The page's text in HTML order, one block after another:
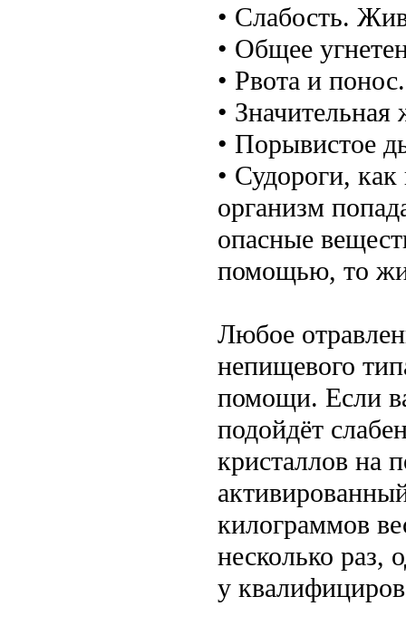
• Слабость.
• Общее
• Рвота и понос.
•
• Порывистое
• Судороги,
организм
опасные
помощью, то
Любое
непищевого
помощи. Если
подойдёт
кристаллов на
килограммов
несколько раз,
у